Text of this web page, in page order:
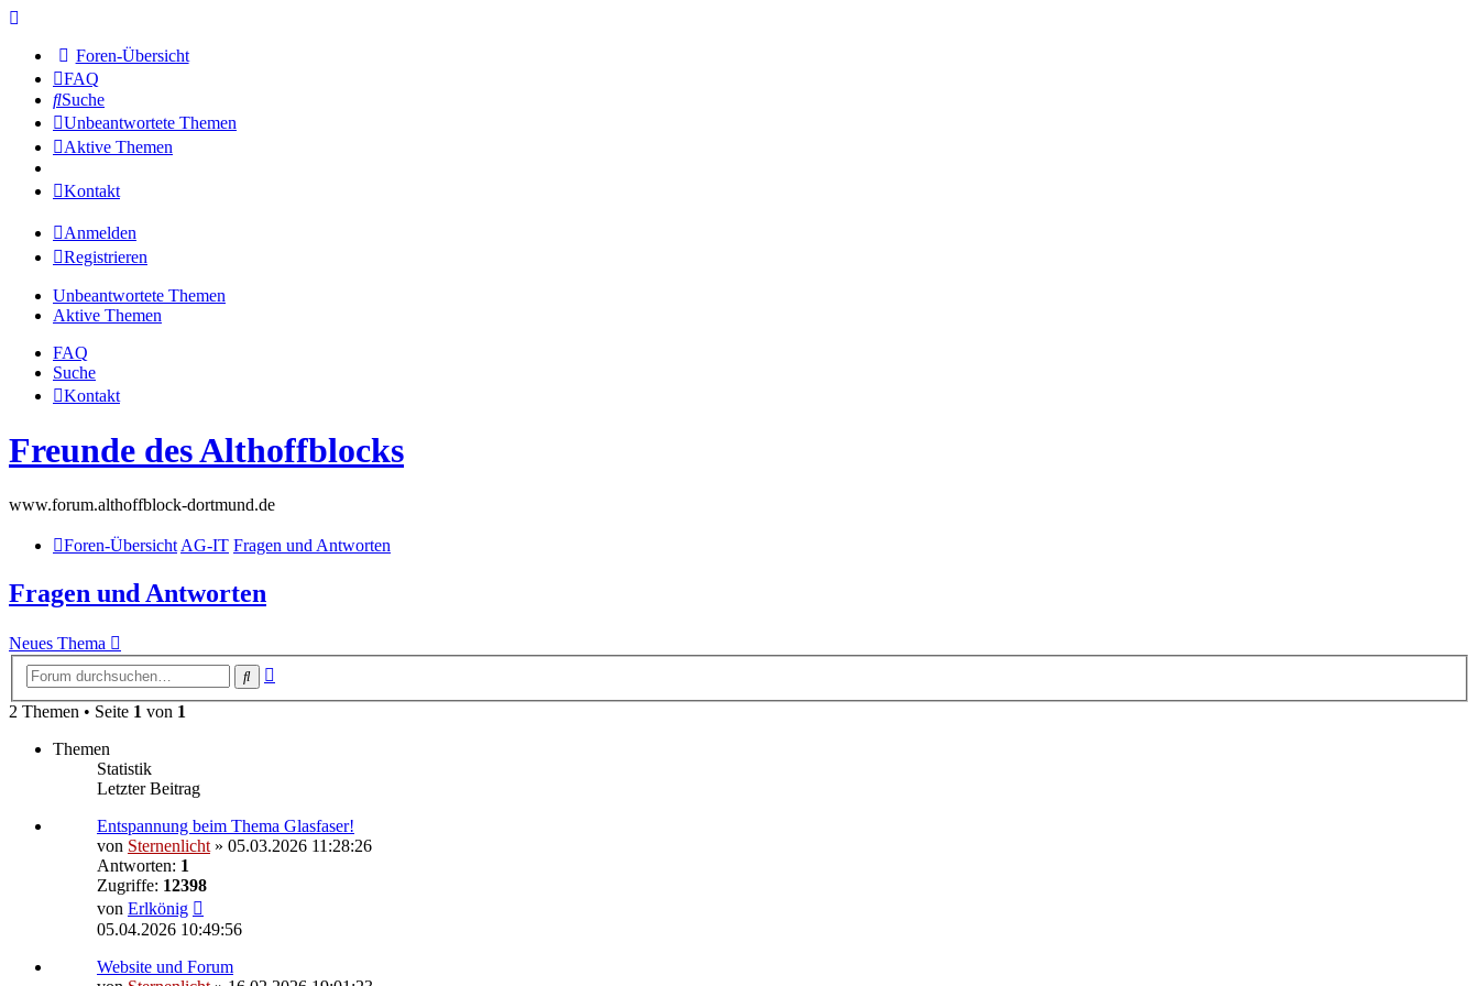
Foren-Übersicht
FAQ
Suche
Unbeantwortete Themen
Aktive Themen
Kontakt
Anmelden
Registrieren
Unbeantwortete Themen
Aktive Themen
FAQ
Suche
Kontakt
Freunde des Althoffblocks
www.forum.althoffblock-dortmund.de
Foren-Übersicht AG-IT Fragen und Antworten
Fragen und Antworten
Neues Thema
Suche
2 Themen • Seite 1 von 1
Themen
Statistik
Letzter Beitrag
Entspannung beim Thema Glasfaser!
von Sternenlicht » 05.03.2026 11:28:26
Antworten: 1
Zugriffe: 12398
von Erlkönig
05.04.2026 10:49:56
Website und Forum